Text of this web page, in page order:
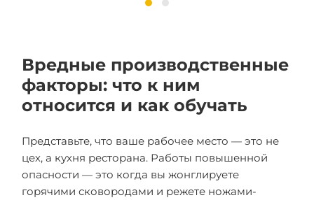
Вредные производственные
факторы: что к ним
относится и как обучать
Представьте, что ваше рабочее место — это не
цех, а кухня ресторана. Работы повышенной
опасности — это когда вы жонглируете
горячими сковородами и режете ножами-